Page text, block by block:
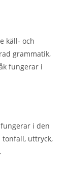
käll- och
grammatik,
fungerar i
i den
uttryck,